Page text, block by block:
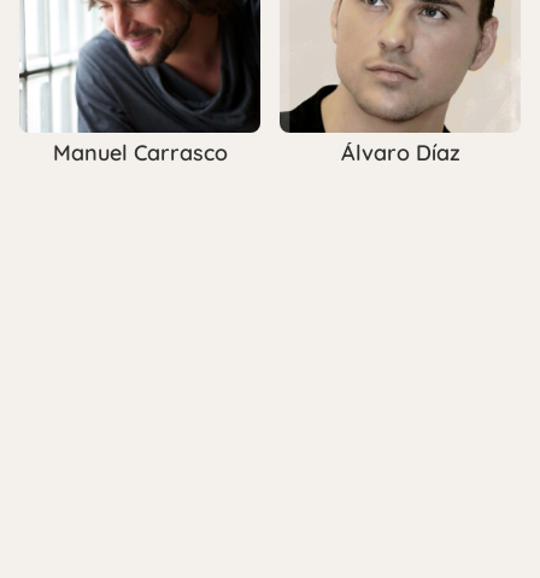
Manuel Carrasco Álvaro Díaz